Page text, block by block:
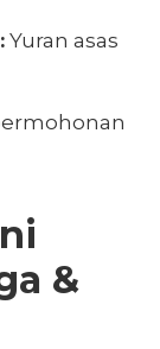
Yuran asas
&